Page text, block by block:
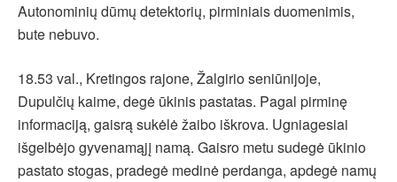
Autonominių dūmų detektorių, pirminiais duomenimis,
bute nebuvo.
18.53 val., Kretingos rajone, Žalgirio seniūnijoje,
Dupulčių kaime, degė ūkinis pastatas. Pagal pirminę
informaciją, gaisrą sukėlė žaibo iškrova. Ugniagesiai
išgelbėjo gyvenamąjį namą. Gaisro metu sudegė ūkinio
pastato stogas, pradegė medinė perdanga, apdegė namų